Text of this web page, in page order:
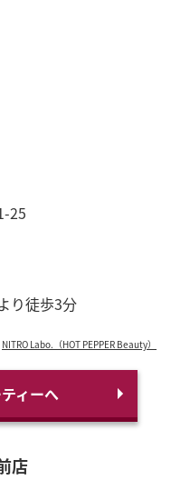
25
り徒歩3分
NITRO Labo.（HOT PEPPER Beauty）
ィーへ
店